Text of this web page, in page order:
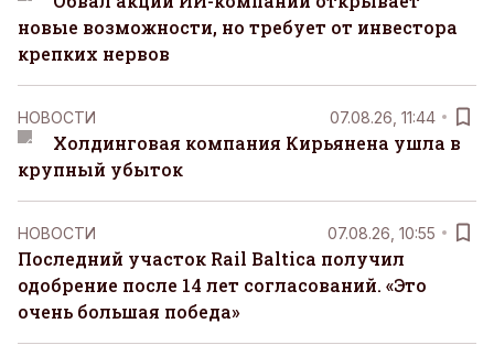
новые возможности, но требует от инвестора
крепких нервов
НОВОСТИ 07.08.26, 11:44
Холдинговая компания Кирьянена ушла в
крупный убыток
НОВОСТИ 07.08.26, 10:55
Последний участок Rail Baltica получил
одобрение после 14 лет согласований. «Это
очень большая победа»